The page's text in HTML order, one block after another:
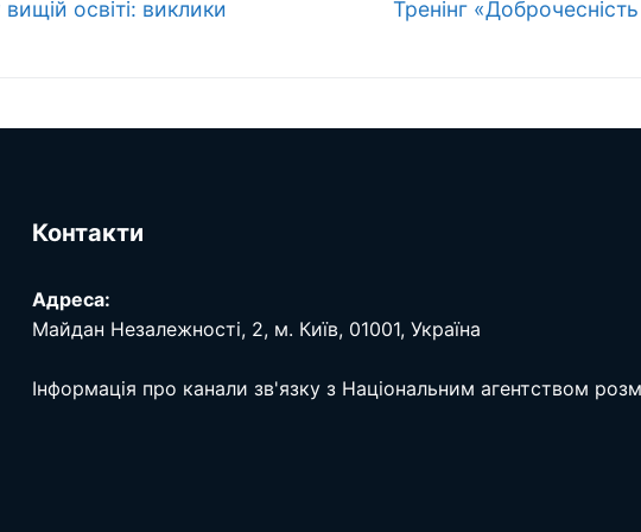
освіті: виклики
Наступний
Тренінг
Контакти
Адреса:
Майдан Незалежності, 2, м. Київ, 01001, Україна
Інформація про канали зв'язку з Національним агентством